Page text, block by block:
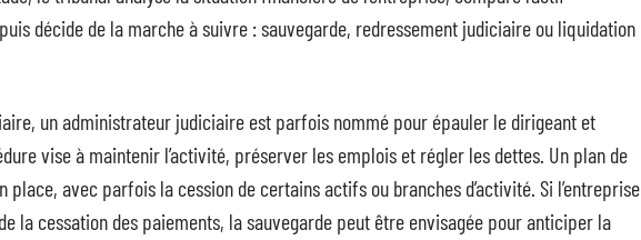
décide de la marche à suivre : sauvegarde, redressement judiciaire ou liquidation
un administrateur judiciaire est parfois nommé pour épauler le dirigeant et
vise à maintenir l’activité, préserver les emplois et régler les dettes. Un plan de
place, avec parfois la cession de certains actifs ou branches d’activité. Si l’entreprise
la cessation des paiements, la sauvegarde peut être envisagée pour anticiper la